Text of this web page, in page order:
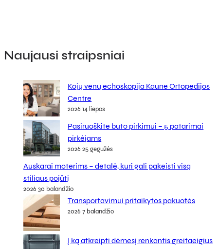
Naujausi straipsniai
Kojų venų echoskopija Kaune Ortopedijos
Centre
2026 14 liepos
Pasiruoškite buto pirkimui – 5 patarimai
pirkėjams
2026 25 gegužės
Auskarai moterims – detalė, kuri gali pakeisti visą
stiliaus pojūtį
2026 30 balandžio
Transportavimui pritaikytos pakuotės
2026 7 balandžio
Į ką atkreipti dėmesį renkantis greitaeigius